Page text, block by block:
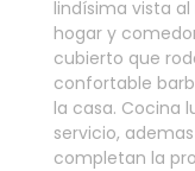
lindísima vista
hogar y
cubierto que
confortable
la casa. Cocina
servicio,
completan la